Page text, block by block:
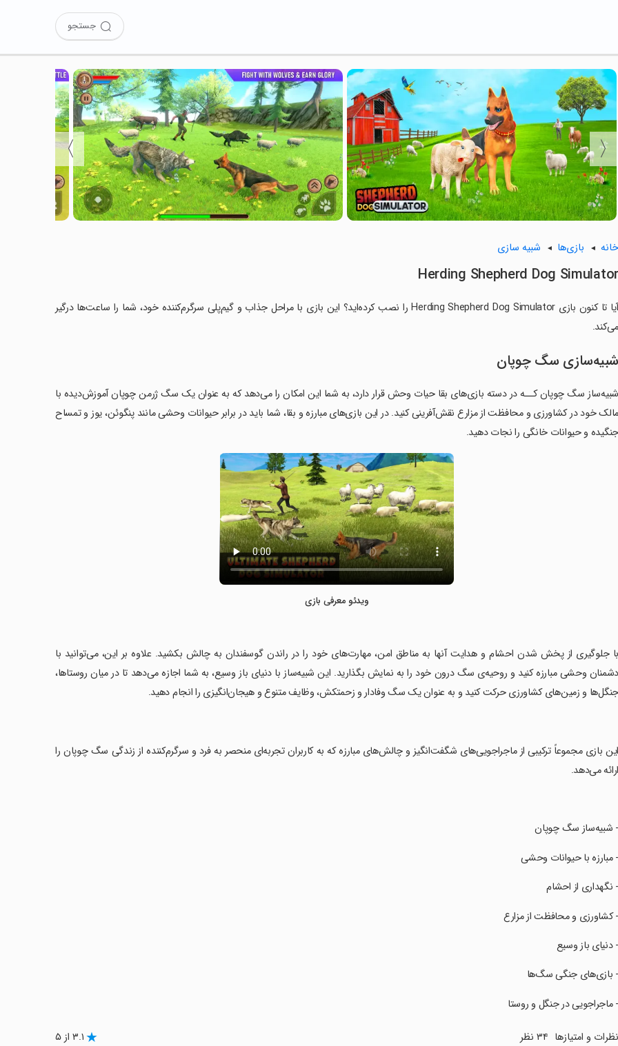
جستجو
〈
〉
خانه بازی‌ها شبیه سازی
Herding Shepherd Dog Simulator
آیا تا کنون بازی Herding Shepherd Dog Simulator را نصب کرده‌اید؟ این بازی با مراحل جذاب و گیم‌پلی سرگرم‌کننده خود، شما را ساعت‌ها درگیر
می‌کند.
شبیه‌سازی سگ چوپان
شبیه‌ساز سگ چوپان کــه در دسته بازی‌های بقا حیات وحش قرار دارد، به شما این امکان را می‌دهد که به عنوان یک سگ ژرمن چوپان آموزش‌دیده با
مالک خود در کشاورزی و محافظت از مزارع نقش‌آفرینی کنید. در این بازی‌های مبارزه و بقا، شما باید در برابر حیوانات وحشی مانند پنگوئن، یوز و تمساح
جنگیده و حیوانات خانگی را نجات دهید.
ویدئو معرفی بازی
‏با جلوگیری از پخش شدن احشام و هدایت آنها به مناطق امن، مهارت‌های خود را در راندن گوسفندان به چالش بکشید. علاوه بر این، می‌توانید با
دشمنان وحشی مبارزه کنید و روحیه‌ی سگ درون خود را به نمایش بگذارید. این شبیه‌ساز با دنیای باز وسیع، به شما اجازه می‌دهد تا در میان روستاها،
جنگل‌ها و زمین‌های کشاورزی حرکت کنید و به عنوان یک سگ وفادار و زحمتکش، وظایف متنوع و هیجان‌انگیزی را انجام دهید.
‏این بازی مجموعاً ترکیبی از ماجراجویی‌های شگفت‌انگیز و چالش‌های مبارزه که به کاربران تجربه‌ای منحصر به فرد و سرگرم‌کننده از زندگی سگ چوپان را
ارائه می‌دهد.
‏- شبیه‌ساز سگ چوپان
‏- مبارزه با حیوانات وحشی
‏- نگهداری از احشام
‏- کشاورزی و محافظت از مزارع
‏- دنیای باز وسیع
‏- بازی‌های جنگی سگ‌ها
‏- ماجراجویی در جنگل و روستا
نظرات و امتیازها ۳.۱ از ۵